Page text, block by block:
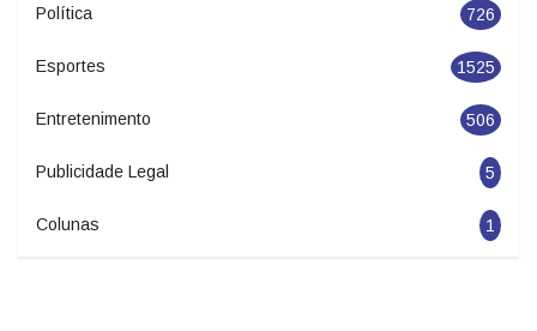
Política 726
Esportes 1525
Entretenimento 506
Publicidade Legal 5
Colunas 1